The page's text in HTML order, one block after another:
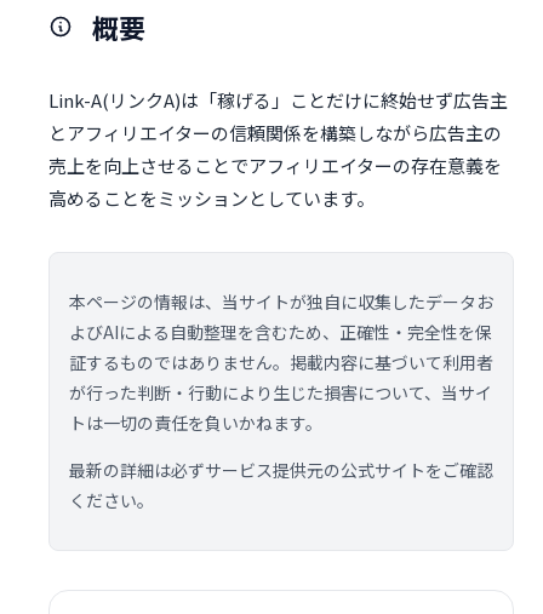
概要
Link-A(リンクA)は「稼げる」ことだけに終始せず広告主
とアフィリエイターの信頼関係を構築しながら広告主の
売上を向上させることでアフィリエイターの存在意義を
高めることをミッションとしています。
本ページの情報は、当サイトが独自に収集したデータお
よびAIによる自動整理を含むため、正確性・完全性を保
証するものではありません。掲載内容に基づいて利用者
が行った判断・行動により生じた損害について、当サイ
トは一切の責任を負いかねます。
最新の詳細は必ずサービス提供元の公式サイトをご確認
ください。